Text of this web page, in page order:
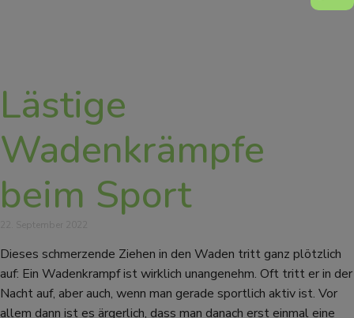
Lästige
Wadenkrämpfe
beim Sport
Dieses schmerzende Ziehen in den Waden tritt ganz plötzlich
auf: Ein Wadenkrampf ist wirklich unangenehm. Oft tritt er in der
Nacht auf, aber auch, wenn man gerade sportlich aktiv ist. Vor
allem dann ist es ärgerlich, dass man danach erst einmal eine